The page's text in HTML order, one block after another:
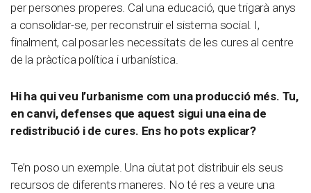
per persones properes. Cal una educació, que trigarà anys
a consolidar-se, per reconstruir el sistema social. I,
finalment, cal posar les necessitats de les cures al centre
de la pràctica política i urbanística.
Hi ha qui veu l’urbanisme com una producció més. Tu,
en canvi, defenses que aquest sigui una eina de
redistribució i de cures. Ens ho pots explicar?
Te’n poso un exemple. Una ciutat pot distribuir els seus
recursos de diferents maneres. No té res a veure una